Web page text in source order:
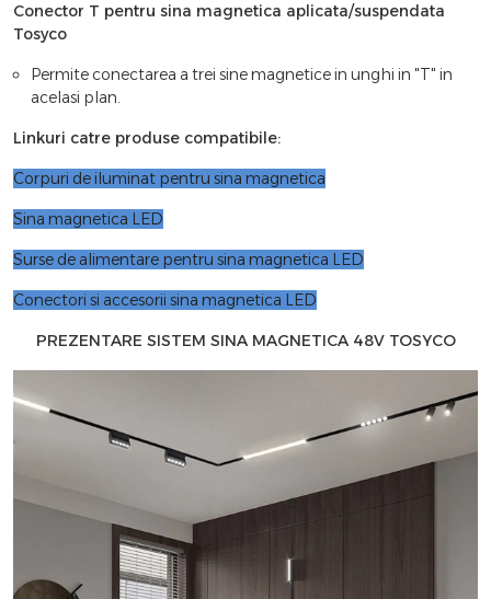
Conector T pentru sina magnetica aplicata/suspendata
Tosyco
Permite conectarea a trei sine magnetice in unghi in "T" in
acelasi plan.
Linkuri catre produse compatibile:
Corpuri de iluminat pentru sina magnetica
Sina magnetica LED
Surse de alimentare pentru sina magnetica LED
Conectori si accesorii sina magnetica LED
PREZENTARE SISTEM SINA MAGNETICA 48V TOSYCO